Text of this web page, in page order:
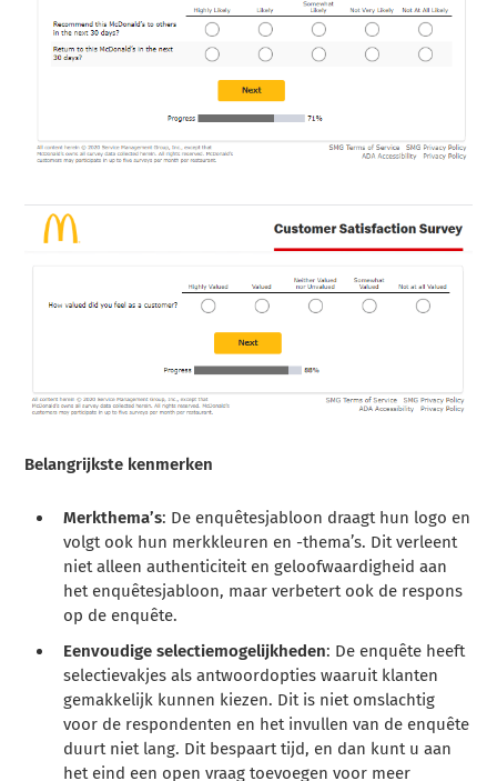
Belangrijkste kenmerken
Merkthema’s: De enquêtesjabloon draagt hun logo en
volgt ook hun merkkleuren en -thema’s. Dit verleent
niet alleen authenticiteit en geloofwaardigheid aan
het enquêtesjabloon, maar verbetert ook de respons
op de enquête.
Eenvoudige selectiemogelijkheden: De enquête heeft
selectievakjes als antwoordopties waaruit klanten
gemakkelijk kunnen kiezen. Dit is niet omslachtig
voor de respondenten en het invullen van de enquête
duurt niet lang. Dit bespaart tijd, en dan kunt u aan
het eind een open vraag toevoegen voor meer